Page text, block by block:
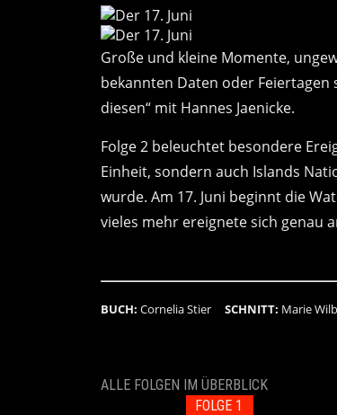
Große und kleine Momente,
bekannten Daten oder Feiertagen
diesen“ mit Hannes Jaenicke.
Folge 2 beleuchtet besondere
Einheit, sondern auch Islands
wurde. Am 17. Juni beginnt die
vieles mehr ereignete sich genau
BUCH: Cornelia Stier SCHNITT: Marie
ALLE FOLGEN IM ÜBERBLICK
FOLGE 1